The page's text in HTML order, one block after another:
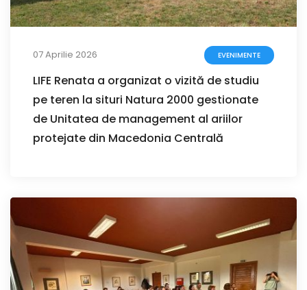
07 Aprilie 2026 EVENIMENTE
LIFE Renata a organizat o vizită de studiu
pe teren la situri Natura 2000 gestionate
de Unitatea de management al ariilor
protejate din Macedonia Centrală